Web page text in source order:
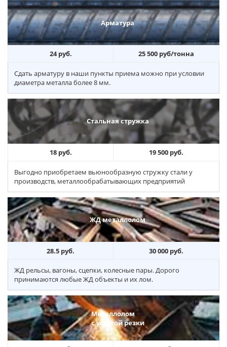
Арматура
24 руб. 25 500 руб/тонна
Сдать арматуру в наши пункты приема можно при условии
диаметра металла более 8 мм.
Стальная стружка
18 руб. 19 500 руб.
Выгодно приобретаем вьюнообразную стружку стали у
производств, металлообрабатывающих предприятий
ЖД металлолом
28.5 руб. 30 000 руб.
ЖД рельсы, вагоны, сцепки, колесные пары. Дорого
принимаются любые ЖД объекты и их лом.
Металлолом
с услугой резки